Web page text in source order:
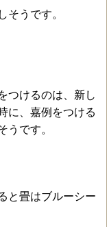
そうです。
つけるのは、新し
に、嘉例をつける
うです。
と畳はブルーシー